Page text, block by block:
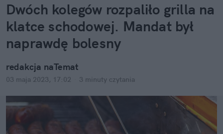
Dwóch kolegów rozpaliło grilla na
klatce schodowej. Mandat był
naprawdę bolesny
redakcja naTemat
03 maja 2023, 17:02 3 minuty czytania